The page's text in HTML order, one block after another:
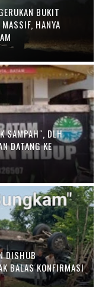
BUKIT
HANYA
SAMPAH", DLH
DATANG KE
DISHUB
BALAS KONFIRMASI